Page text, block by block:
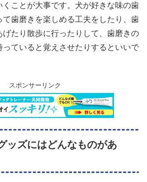
くことが大事です。犬が好きな味の歯
て歯磨きを楽しめる工夫をしたり、歯
げたり散歩に行ったりして、歯磨きの
っていると覚えさせたりするといいで
スポンサーリンク
ッズにはどんなものがあ